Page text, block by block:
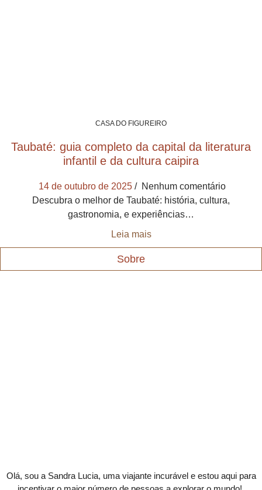
CASA DO FIGUREIRO
Taubaté: guia completo da capital da literatura
infantil e da cultura caipira
14 de outubro de 2025
Nenhum comentário
Descubra o melhor de Taubaté: história, cultura,
gastronomia, e experiências…
Leia mais
Sobre
Olá, sou a Sandra Lucia, uma viajante incurável e estou aqui para